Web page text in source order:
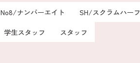
No8/ナンバーエイト SH/スクラムハーフ
学生スタッフ スタッフ